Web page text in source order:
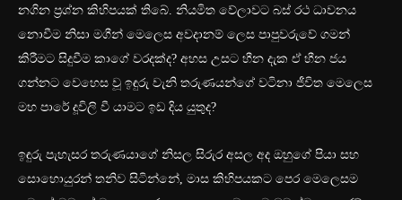
නගින ප්‍රශ්න කිහිපයක් තිබේ. නියමිත වේලාවට බස් රථ ධාවනය
නොවීම නිසා මගීන් මෙලෙස අවදානම් ලෙස පාපුවරුවේ ගමන්
කිරීමට සිදුවීම කාගේ වරදක්ද? අහස උසට හීන දැක ඒ හීන ජය
ගන්නට වෙහෙස වූ ඉඳුරු වැනි තරුණයන්ගේ වටිනා ජීවිත මෙලෙස
මහ පාරේ දූවිලි වී යාමට ඉඩ දිය යුතුද?
ඉඳුරු පැහැසර තරුණයාගේ නිසල සිරුර අසල අද ඔහුගේ පියා සහ
සොහොයුරන් තනිව සිටින්නේ, මාස කිහිපයකට පෙර මෙලෙසම